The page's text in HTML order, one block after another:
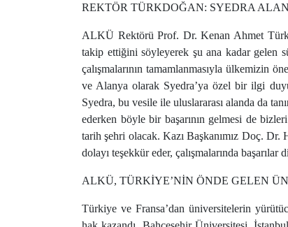
REKTÖR TÜRKDOĞAN: SYEDRA
ALKÜ Rektörü Prof. Dr. Kenan Ahmet
takip ettiğini söyleyerek şu ana kadar gelen
çalışmalarının tamamlanmasıyla ülkemizin
ve Alanya olarak Syedra’ya özel bir ilgi
Syedra, bu vesile ile uluslararası alanda da
ederken böyle bir başarının gelmesi de
tarih şehri olacak. Kazı Başkanımız Doç.
dolayı teşekkür eder, çalışmalarında başarılar
ALKÜ, TÜRKİYE’NİN ÖNDE GELEN
Türkiye ve Fransa’dan üniversitelerin